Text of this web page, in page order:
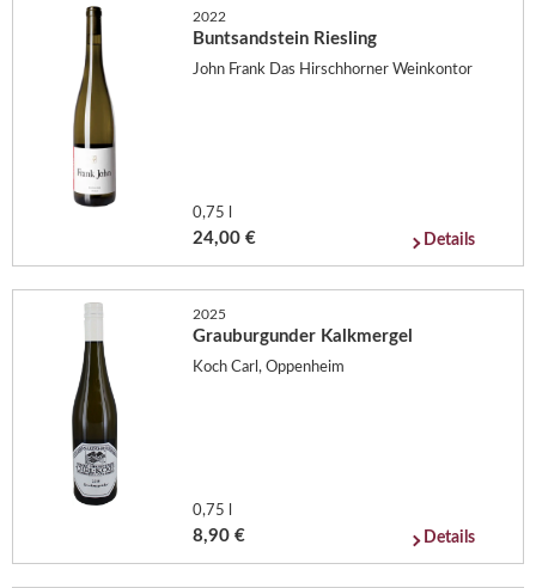
2022
Buntsandstein Riesling
John Frank Das Hirschhorner Weinkontor
0,75 l
24,00 € Details
2025
Grauburgunder Kalkmergel
Koch Carl, Oppenheim
0,75 l
8,90 € Details